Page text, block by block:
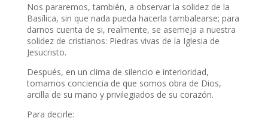
Nos pararemos, también, a observar la solidez de la
Basílica, sin que nada pueda hacerla tambalearse; para
darnos cuenta de si, realmente, se asemeja a nuestra
solidez de cristianos: Piedras vivas de la Iglesia de
Jesucristo.
Después, en un clima de silencio e interioridad,
tomamos conciencia de que somos obra de Dios,
arcilla de su mano y privilegiados de su corazón.
Para decirle: